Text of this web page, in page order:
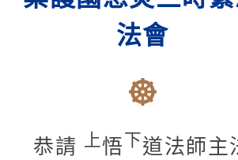
法會
恭請 上悟下道法師主